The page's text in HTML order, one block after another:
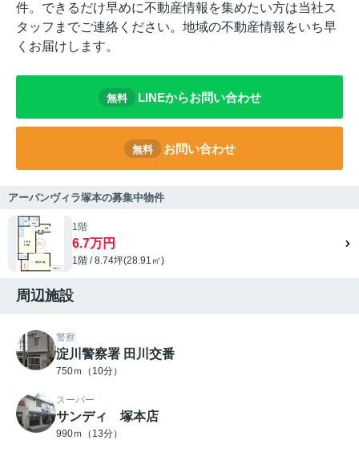
件。できるだけ早めに不動産情報を集めたい方は当社ス
タッフまでご連絡ください。地域の不動産情報をいち早
くお届けします。
無料 LINEからお問い合わせ
無料 お問い合わせ
アーバンヴィラ塚本の募集中物件
1階
6.7万円
1階 / 8.74坪(28.91㎡)
周辺施設
警察
淀川警察署 田川交番
750ｍ（10分）
スーパー
サンディ 塚本店
990ｍ（13分）